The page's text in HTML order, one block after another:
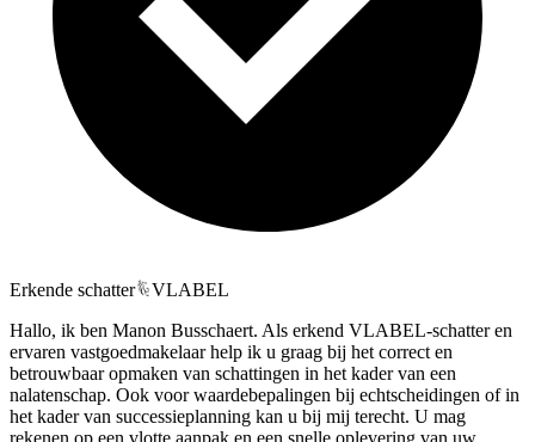
Erkende schatter
VLABEL
Hallo, ik ben Manon Busschaert. Als erkend VLABEL-schatter en
ervaren vastgoedmakelaar help ik u graag bij het correct en
betrouwbaar opmaken van schattingen in het kader van een
nalatenschap. Ook voor waardebepalingen bij echtscheidingen of in
het kader van successieplanning kan u bij mij terecht. U mag